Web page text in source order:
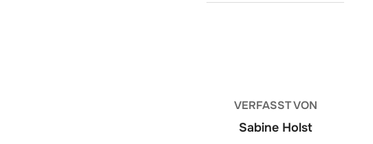
VERFASST VON
Sabine Holst